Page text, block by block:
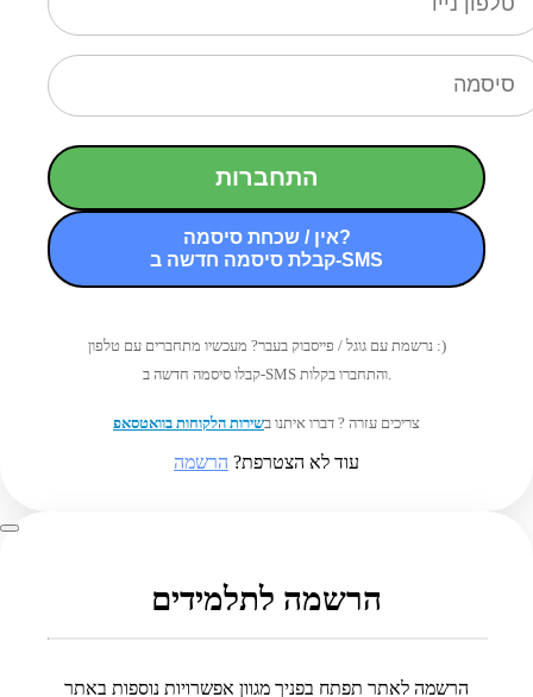
התחברות
אין / שכחת סיסמה?
קבלת סיסמה חדשה ב-SMS
נרשמת עם גוגל / פייסבוק בעבר? מעכשיו מתחברים עם טלפון :)
קבלו סיסמה חדשה ב-SMS והתחברו בקלות.
צריכים עזרה ? דברו איתנו בשירות הלקוחות בוואטסאפ
עוד לא הצטרפת? הרשמה
הרשמה לתלמידים
הרשמה לאתר תפתח בפניך מגוון אפשרויות נוספות באתר